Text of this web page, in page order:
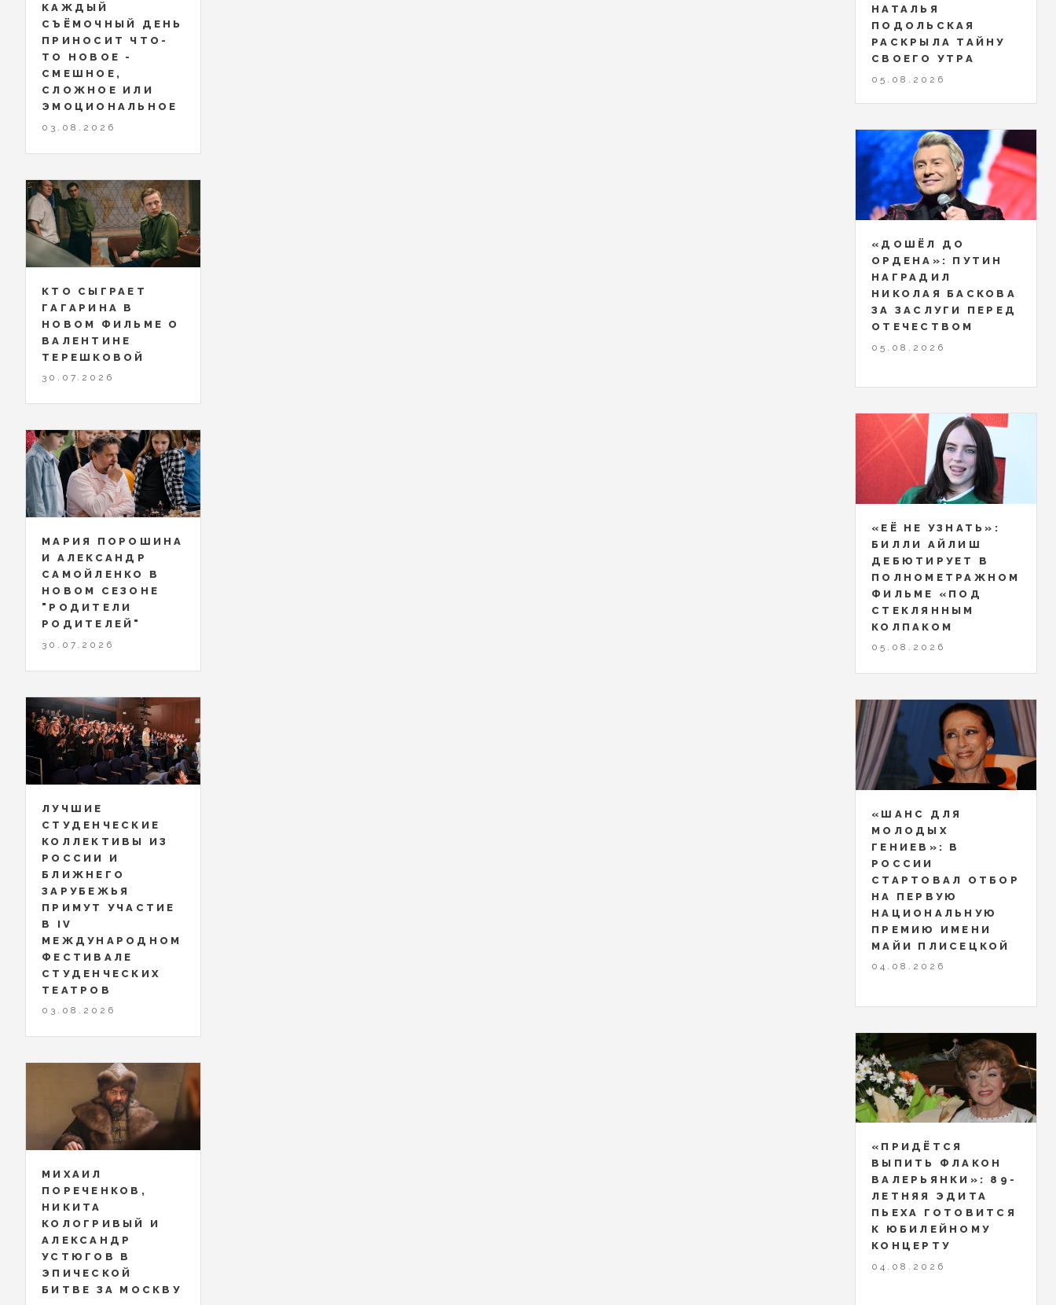
КАЖДЫЙ
СЪЁМОЧНЫЙ ДЕНЬ
ПРИНОСИТ ЧТО-
ТО НОВОЕ -
СМЕШНОЕ,
СЛОЖНОЕ ИЛИ
ЭМОЦИОНАЛЬНОЕ
03.08.2026
КТО СЫГРАЕТ
ГАГАРИНА В
НОВОМ ФИЛЬМЕ О
ВАЛЕНТИНЕ
ТЕРЕШКОВОЙ
30.07.2026
МАРИЯ ПОРОШИНА
И АЛЕКСАНДР
САМОЙЛЕНКО В
НОВОМ СЕЗОНЕ
"РОДИТЕЛИ
РОДИТЕЛЕЙ"
30.07.2026
ЛУЧШИЕ
СТУДЕНЧЕСКИЕ
КОЛЛЕКТИВЫ ИЗ
РОССИИ И
БЛИЖНЕГО
ЗАРУБЕЖЬЯ
ПРИМУТ УЧАСТИЕ
В IV
МЕЖДУНАРОДНОМ
ФЕСТИВАЛЕ
СТУДЕНЧЕСКИХ
ТЕАТРОВ
03.08.2026
МИХАИЛ
ПОРЕЧЕНКОВ,
НИКИТА
КОЛОГРИВЫЙ И
АЛЕКСАНДР
УСТЮГОВ В
ЭПИЧЕСКОЙ
БИТВЕ ЗА МОСКВУ
НАТАЛЬЯ
ПОДОЛЬСКАЯ
РАСКРЫЛА ТАЙНУ
СВОЕГО УТРА
05.08.2026
«ДОШЁЛ ДО
ОРДЕНА»: ПУТИН
НАГРАДИЛ
НИКОЛАЯ БАСКОВА
ЗА ЗАСЛУГИ ПЕРЕД
ОТЕЧЕСТВОМ
05.08.2026
«ЕЁ НЕ УЗНАТЬ»:
БИЛЛИ АЙЛИШ
ДЕБЮТИРУЕТ В
ПОЛНОМЕТРАЖНОМ
ФИЛЬМЕ «ПОД
СТЕКЛЯННЫМ
КОЛПАКОМ
05.08.2026
«ШАНС ДЛЯ
МОЛОДЫХ
ГЕНИЕВ»: В
РОССИИ
СТАРТОВАЛ ОТБОР
НА ПЕРВУЮ
НАЦИОНАЛЬНУЮ
ПРЕМИЮ ИМЕНИ
МАЙИ ПЛИСЕЦКОЙ
04.08.2026
«ПРИДЁТСЯ
ВЫПИТЬ ФЛАКОН
ВАЛЕРЬЯНКИ»: 89-
ЛЕТНЯЯ ЭДИТА
ПЬЕХА ГОТОВИТСЯ
К ЮБИЛЕЙНОМУ
КОНЦЕРТУ
04.08.2026